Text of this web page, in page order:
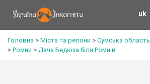
uk
Головна > Міста та регіони > Сумська область
> Ромни > Дача Бедюха біля Ромнів